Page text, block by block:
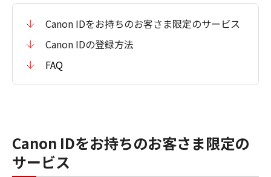
Canon IDをお持ちのお客さま限定のサービス
Canon IDの登録方法
FAQ
Canon IDをお持ちのお客さま限定の
サービス